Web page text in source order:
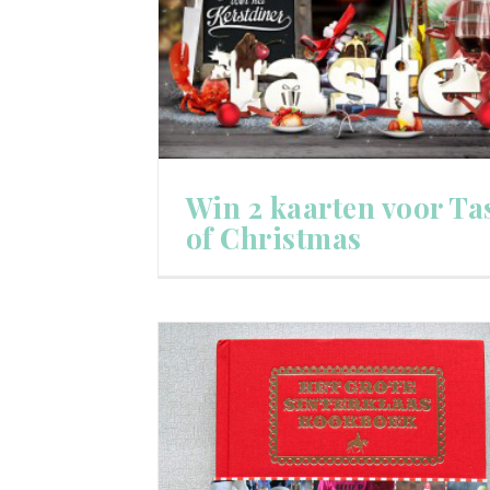
Win 2 kaarten voor
of Christmas